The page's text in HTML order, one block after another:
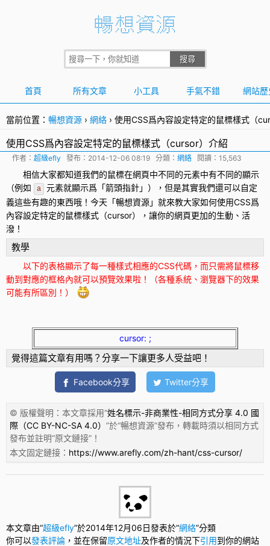
首頁 所有文章 小工具 手氣不錯 網站歷
當前位置： 暢想資源 › 網絡 › 使用CSS爲內容設定特定的鼠標樣式（
使用CSS爲內容設定特定的鼠標樣式（cursor）介紹
作者： 超級efly 發布： 2014-12-06 08:19 分類： 網絡 閱讀：15,563
相信大家都知道我們的鼠標在網頁中不同的元素中有不同的顯示
（例如
a
元素就顯示爲「箭頭指針」），但是其實我們還可以自定
義這些有趣的東西哦！今天「暢想資源」就來教大家如何使用CSS爲
內容設定特定的鼠標樣式（cursor），讓你的網頁更加的生動、活
潑！
教學
以下的表格顯示了每一種樣式相應的CSS代碼，而只需將鼠標移
動到對應的框格內就可以預覽效果啦！（各種系統、瀏覽器下的效果
可能有所區別！）
cursor: ;
覺得這篇文章有用嗎？分享一下讓更多人受益吧！
Facebook分享 Twitter分享
© 版權聲明：本文章採用“姓名標示-非商業性-相同方式分享 4.0 國
際（CC BY-NC-SA 4.0） ”於“暢想資源”發布，轉載時須以相同方式
發布並註明“原文鏈接”！
本文固定鏈接： https://www.arefly.com/zh-hant/css-cursor/
本文章由“超級efly”於2014年12月06日發表於“網絡”分類
你可以發表評論 ，並在保留原文地址及作者的情況下引用到你的網站